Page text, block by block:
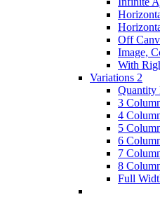
Off
Image,
With
Variations 2
Quantity
3
4
5
6
7
8
Full